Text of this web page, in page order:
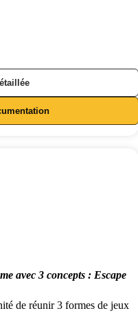
avec 3 concepts : Escape
de réunir 3 formes de jeux